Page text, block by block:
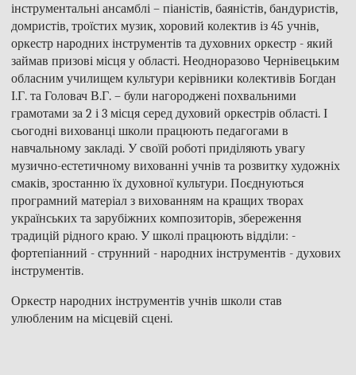
інструментальні ансамблі – піаністів, баяністів, бандуристів,
домристів, троїстих музик, хоровий колектив із 45 учнів,
оркестр народних інструментів та духовних оркестр - який
займав призові місця у області. Неодноразово Чернівецьким
обласним училищем культури керівники колективів Богдан
І.Г. та Головач В.Г. – були нагороджені похвальними
грамотами за 2 і 3 місця серед духовий оркестрів області. І
сьогодні вихованці школи працюють педагогами в
навчальному закладі. У своїй роботі приділяють увагу
музично-естетичному вихованні учнів та розвитку художніх
смаків, зростанню їх духовної культури. Поєднуються
програмний матеріал з вихованням на кращих творах
українських та зарубіжних композиторів, збереження
традицій рідного краю. У школі працюють відділи: -
фортепіанний - струнний - народних інструментів - духових
інструментів.
Оркестр народних інструментів учнів школи став
улюбленим на місцевій сцені.